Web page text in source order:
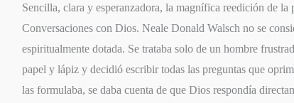
Sencilla, clara y esperanzadora, la magnífica reedición de la
Conversaciones con Dios. Neale Donald Walsch no se
espiritualmente dotada. Se trataba solo de un hombre
papel y lápiz y decidió escribir todas las preguntas que
las formulaba, se daba cuenta de que Dios respondía